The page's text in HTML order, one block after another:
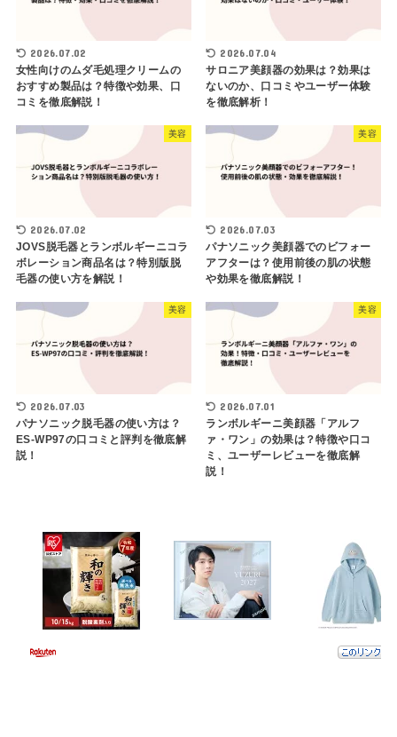
2026.07.02
女性向けのムダ毛処理クリームの
おすすめ製品は？特徴や効果、口
コミを徹底解説！
2026.07.04
サロニア美顔器の効果は？効果は
ないのか、口コミやユーザー体験
を徹底解析！
美容
2026.07.02
JOVS脱毛器とランボルギーニコラ
ボレーション商品名は？特別版脱
毛器の使い方を解説！
美容
2026.07.03
パナソニック美顔器でのビフォー
アフターは？使用前後の肌の状態
や効果を徹底解説！
美容
2026.07.03
パナソニック脱毛器の使い方は？
ES-WP97の口コミと評判を徹底解
説！
美容
2026.07.01
ランボルギーニ美顔器「アルフ
ァ・ワン」の効果は？特徴や口コ
ミ、ユーザーレビューを徹底解
説！